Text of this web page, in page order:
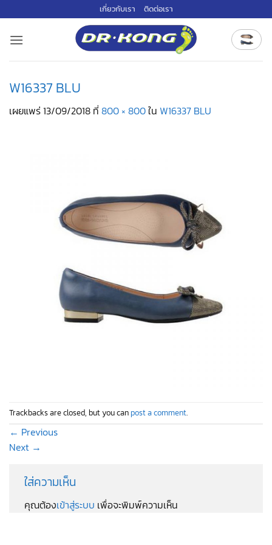
ไป
เกี่ยวกับเรา ติดต่อเรา
W16337 BLU
เผยแพร่13/09/2018 ที่ 800 × 800ใน W16337 BLU
Trackbacks are closed, but you can post a comment.
← Previous
Next →
ใส่ความเห็น
คุณต้องเข้าสู่ระบบ เพื่อจะพิมพ์ความเห็น